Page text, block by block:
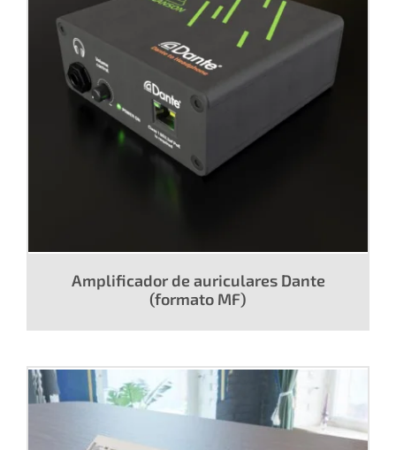
Amplificador de auriculares Dante
(formato MF)